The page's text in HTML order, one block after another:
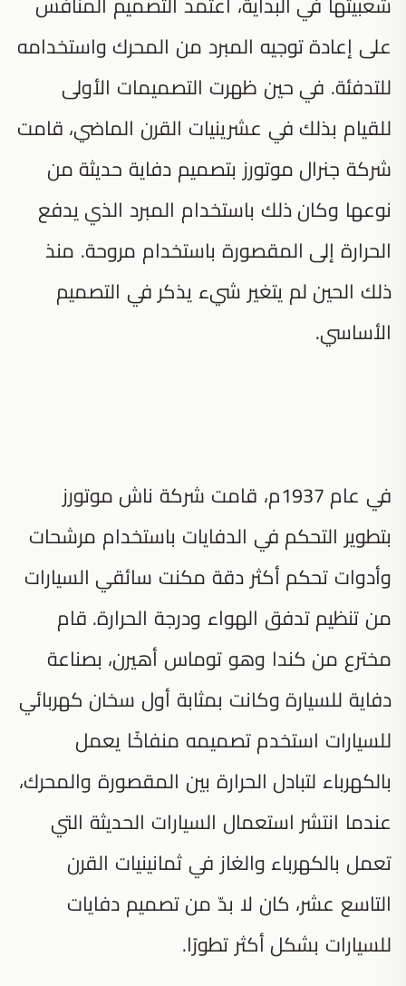
على إعادة توجيه المبرد من المحرك واستخدامه
للتدفئة. في حين ظهرت التصميمات الأولى
للقيام بذلك في عشرينيات القرن الماضي، قامت
شركة جنرال موتورز بتصميم دفاية حديثة من
نوعها وكان ذلك باستخدام المبرد الذي يدفع
الحرارة إلى المقصورة باستخدام مروحة. منذ
ذلك الحين لم يتغير شيء يذكر في التصميم
الأساسي.
في عام 1937م، قامت شركة ناش موتورز
بتطوير التحكم في الدفايات باستخدام مرشحات
وأدوات تحكم أكثر دقة مكنت سائقي السيارات
من تنظيم تدفق الهواء ودرجة الحرارة. قام
مخترع من كندا وهو توماس أهيرن، بصناعة
دفاية للسيارة وكانت بمثابة أول سخان كهربائي
للسيارات استخدم تصميمه منفاخًا يعمل
بالكهرباء لتبادل الحرارة بين المقصورة والمحرك،
عندما انتشر استعمال السيارات الحديثة التي
تعمل بالكهرباء والغاز في ثمانينيات القرن
التاسع عشر، كان لا بدّ من تصميم دفايات
للسيارات بشكل أكثر تطورًا.